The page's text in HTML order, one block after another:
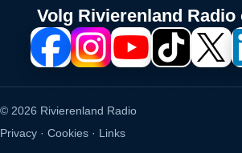
Volg Rivierenland Radio
© 2026 Rivierenland Radio
Privacy · Cookies · Links